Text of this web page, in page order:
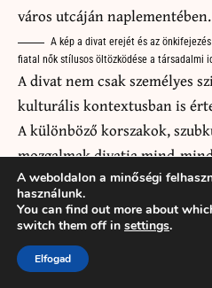
A kép a divat erejét és az
fiatal nők stílusos öltözködése a társadalmi
A divat nem csak személyes
kulturális kontextusban is
A különböző korszakok,
mozgalmak divatja mind-
álmainkban, és ezek tágabb
bírhatnak.
A vintage vagy retró
álmainkban kapcsolódhat a
értékeihez való vonzódáshoz,
A weboldalon a minőségi
használunk.
You can find out more about
switch them off in settings.
Elfogad